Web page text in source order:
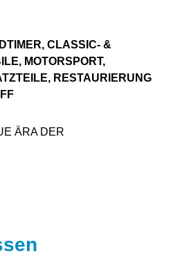
CLASSIC- &
MOTORSPORT,
RESTAURIERUNG
ÄRA DER